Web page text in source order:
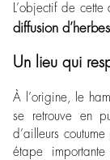
L’objectif de
diffusion
Un lieu qui
À l’origine, le
se retrouve en
d’ailleurs
étape